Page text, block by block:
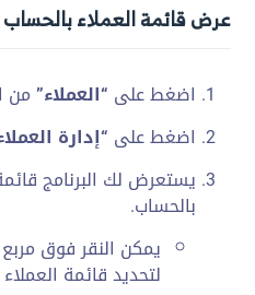
عرض قائمة العملاء بالحساب
اضغط على “العملاء”من
اضغط على “إدارة
يستعرض لك البرنامج
بالحساب.
يمكن النقر فوق مربع
لتحديد قائمة العملاء